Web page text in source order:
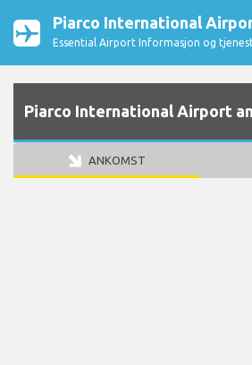
Piarco International
Essential Airport Informasjon og
Piarco International Airport
ANKOMST